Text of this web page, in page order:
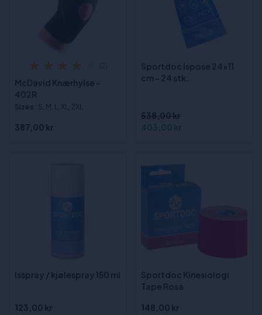
McDavid Knærhylse -
402R
Sizes :S, M, L, XL, 2XL
387,00 kr
Sportdoc Ispose 24x11
cm - 24 stk.
538,00 kr
403,00 kr
Isspray / kjølespray 150 ml
123,00 kr
Sportdoc Kinesiologi
Tape Rosa
148,00 kr